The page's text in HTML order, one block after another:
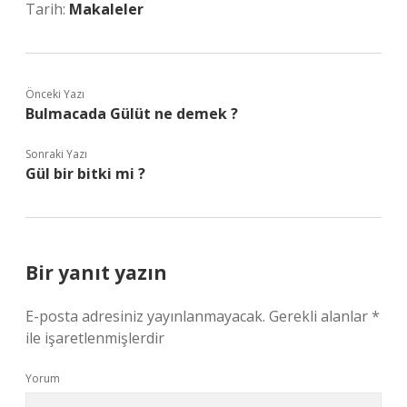
Tarih: Makaleler
Önceki Yazı
Bulmacada Gülüt ne demek ?
Sonraki Yazı
Gül bir bitki mi ?
Bir yanıt yazın
E-posta adresiniz yayınlanmayacak. Gerekli alanlar*
ile işaretlenmişlerdir
Yorum